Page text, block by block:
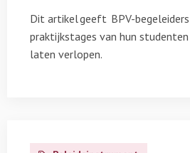
Dit artikel geeft BPV-begeleiders
praktijkstages van hun
laten verlopen.
meer